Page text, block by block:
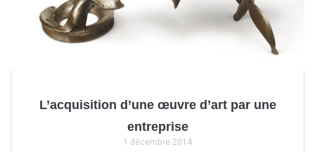
L’acquisition d’une œuvre d’art par une
entreprise
1 décembre 2014